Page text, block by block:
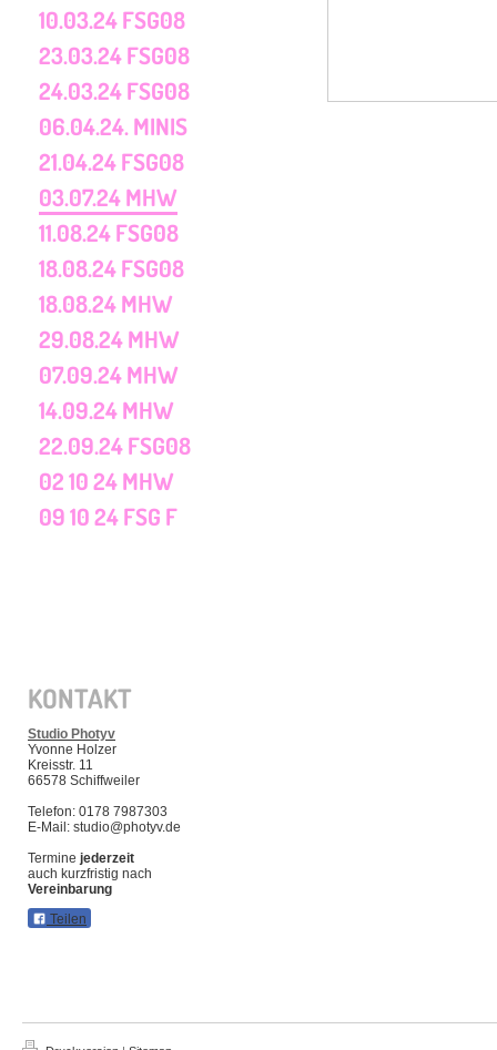
10.03.24 FSG08
23.03.24 FSG08
24.03.24 FSG08
06.04.24. MINIS
21.04.24 FSG08
03.07.24 MHW
11.08.24 FSG08
18.08.24 FSG08
18.08.24 MHW
29.08.24 MHW
07.09.24 MHW
14.09.24 MHW
22.09.24 FSG08
02 10 24 MHW
09 10 24 FSG F
KONTAKT
Studio Photyv
Yvonne Holzer
Kreisstr. 11
66578 Schiffweiler
Telefon: 0178 7987303
E-Mail: studio@photyv.de
Termine jederzeit
auch kurzfristig nach
Vereinbarung
Teilen